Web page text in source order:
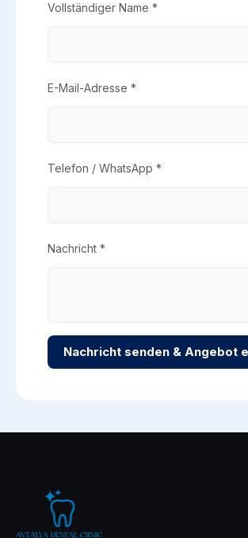
Vollständiger Name *
E-Mail-Adresse *
Telefon / WhatsApp *
Nachricht *
Nachricht senden & Angebot